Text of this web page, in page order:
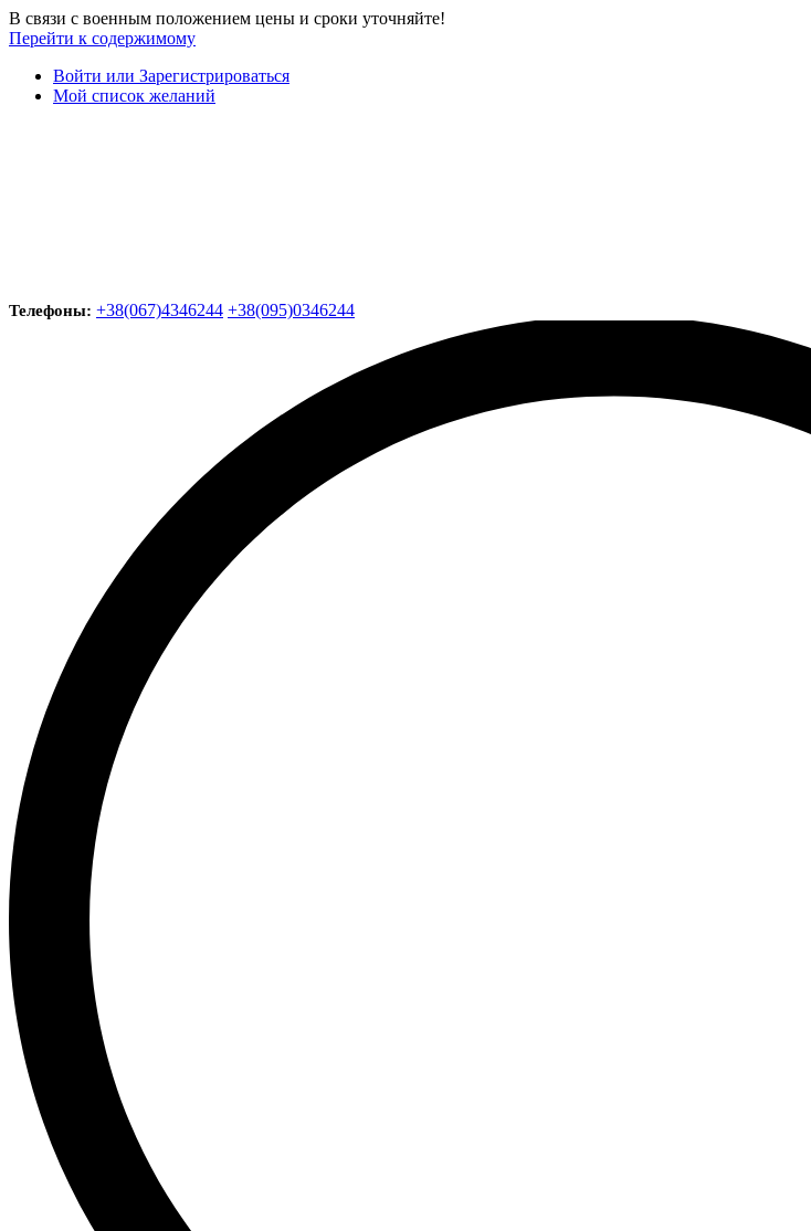
В связи с военным положением цены и сроки уточняйте!
Перейти к содержимому
Войти или Зарегистрироваться
Мой список желаний
Телефоны: +38(067)4346244 +38(095)0346244